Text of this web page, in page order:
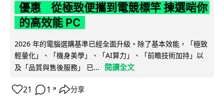
優惠 從極致便攜到電競標竿 揀選啱你
的高效能 PC
2026 年的電腦選購基準已經全面升級。除了基本效能，「極致
輕量化」、「機身美學」、「AI算力」、「前瞻技術加持」以
及「品質與售後服務」 已...
閱讀全文
21 1 ↗ 分享